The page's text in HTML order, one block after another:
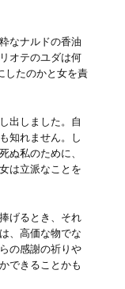
なナルドの香油
オテのユダは何
したのかと女を責
出しました。自
知れません。し
ぬ私のために、
は立派なことを
げるとき、それ
、高価な物でな
の感謝の祈りや
できることかも